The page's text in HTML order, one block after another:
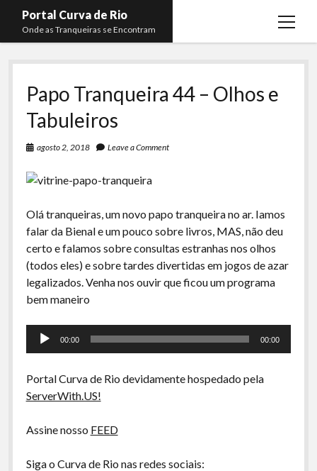
Portal Curva de Rio
Onde as Tranqueiras se Encontram
open
Podcasts open
Curva de Rio
Curva Belas Artes
Curva Classics
Boca do Lixo
Rachão na Beira do RIo
Arquivo CDR
Papo Tranqueira
A Ripa É a Lei
Preliminares
Membros
open
Almir Ribeiro
Felype Silva
Mateus Mantoan
Rafael Almeida
twitterfacebook
instagramyoutube
Papo Tranqueira 44 – Olhos e
Tabuleiros
agosto 2, 2018 Leave a Comment
Olá tranqueiras, um novo papo tranqueira no ar. Iamos
falar da Bienal e um pouco sobre livros, MAS, não deu
certo e falamos sobre consultas estranhas nos olhos
(todos eles) e sobre tardes divertidas em jogos de azar
legalizados. Venha nos ouvir que ficou um programa
bem maneiro
Tocador
00:00 00:00
Portal Curva de Rio devidamente hospedado pela
ServerWith.US!
Assine nosso FEED
Siga o Curva de Rio nas redes sociais: